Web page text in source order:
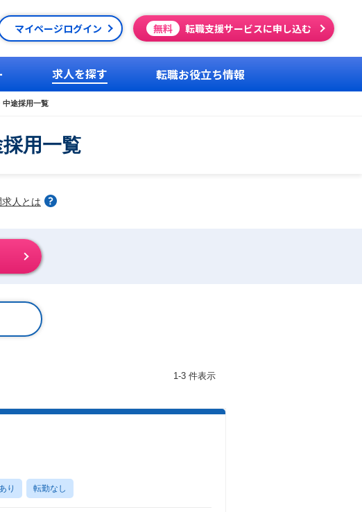
マイページログイン 無料 転職支援サービスに申し込む
求人を探す 転職お役立ち情報
中途採用一覧
用一覧
人とは
1-3 件表示
り 転勤なし